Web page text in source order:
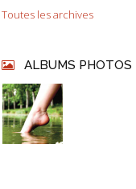
Toutes les archives
ALBUMS PHOTOS